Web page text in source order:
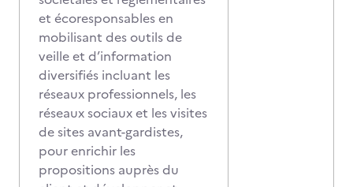
et écoresponsables en
mobilisant des outils de
veille et d’information
diversifiés incluant les
réseaux professionnels, les
réseaux sociaux et les visites
de sites avant-gardistes,
pour enrichir les
propositions auprès du